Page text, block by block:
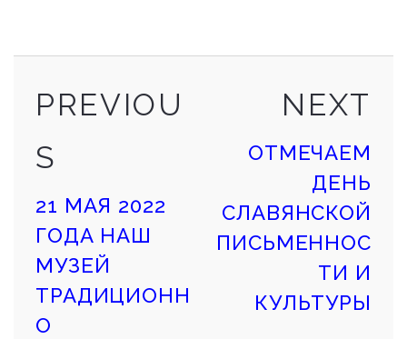
Continue
Reading
PREVIOUS
PREVIOU
S
21 МАЯ 2022
ГОДА НАШ
МУЗЕЙ
ТРАДИЦИОНН
О
NEXT
ОТМЕЧАЕМ
ДЕНЬ
СЛАВЯНСКОЙ
ПИСЬМЕННОС
ТИ И
КУЛЬТУРЫ